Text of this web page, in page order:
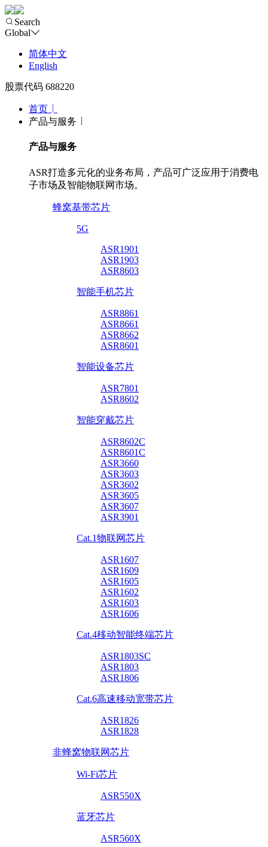
Search
Global
简体中文
English
股票代码 688220
首页
产品与服务
产品与服务
ASR打造多元化的业务布局，产品可广泛应用于消费电
子市场及智能物联网市场。
蜂窝基带芯片
5G
ASR1901
ASR1903
ASR8603
智能手机芯片
ASR8861
ASR8661
ASR8662
ASR8601
智能设备芯片
ASR7801
ASR8602
智能穿戴芯片
ASR8602C
ASR8601C
ASR3660
ASR3603
ASR3602
ASR3605
ASR3607
ASR3901
Cat.1物联网芯片
ASR1607
ASR1609
ASR1605
ASR1602
ASR1603
ASR1606
Cat.4移动智能终端芯片
ASR1803SC
ASR1803
ASR1806
Cat.6高速移动宽带芯片
ASR1826
ASR1828
非蜂窝物联网芯片
Wi-Fi芯片
ASR550X
蓝牙芯片
ASR560X